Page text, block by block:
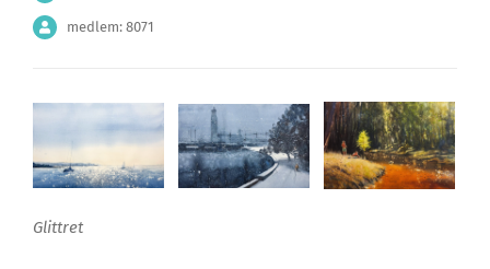
medlem: 8071
Glittret